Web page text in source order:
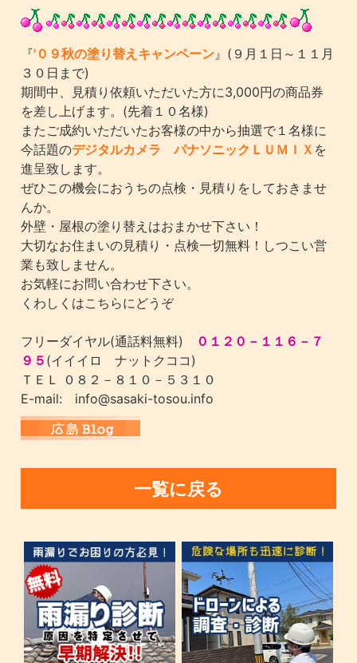
『'０９秋の塗り替えキャンペーン 』(９月１日～１１月
３０日まで)
期間中、見積り依頼いただいた方に3,000円の商品券
を差し上げます。(先着１０名様)
またご成約いただいたお客様の中から抽選で１名様に
今話題のデジタルカメラ パナソニックＬＵＭＩＸ を
進呈致します。
ぜひこの機会におうちの点検・見積りをしておきませ
んか。
外壁・屋根の塗り替えはおまかせ下さい！
大切なお住まいの見積り・点検一切無料！しつこい営
業も致しません。
お気軽にお問い合わせ下さい。
くわしくはこちらにどうぞ
フリーダイヤル(通話料無料)
０１２０－１１６－７
９５ (イイイロ ナットクココ)
ＴＥＬ ０８２－８１０－５３１０
E-mail: info@sasaki-tosou.info
一覧に戻る